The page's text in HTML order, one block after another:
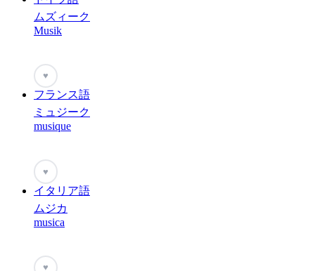
ムズィーク
Musik
♥
フランス語
ミュジーク
musique
♥
イタリア語
ムジカ
musica
♥